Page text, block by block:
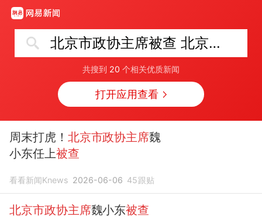
北京市政协主席被查 北京市委表态
共搜到 20 个相关优质新闻
打开应用查看
周末打虎！ 北京市政协主席魏
小东任上被查
看看新闻Knews 2026-06-06 45跟贴
北京市政协主席魏小东被查